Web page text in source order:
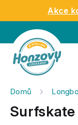
obsah
Akce
Domů
Surfskate